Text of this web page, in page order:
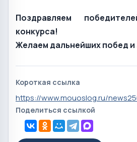
Поздравляем
конкурса!
Желаем дальнейших побед и
Короткая ссылка
https://www.mouoslog.ru/
Поделиться ссылкой